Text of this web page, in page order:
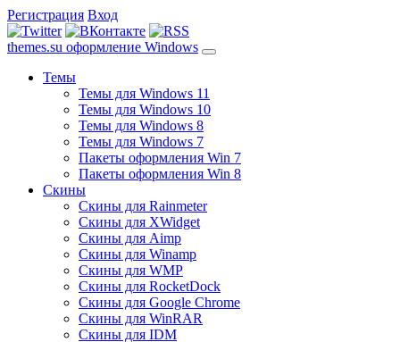
Регистрация Вход
themes.su оформление Windows
Темы
Темы для Windows 11
Темы для Windows 10
Темы для Windows 8
Темы для Windows 7
Пакеты оформления Win 7
Пакеты оформления Win 8
Скины
Скины для Rainmeter
Скины для XWidget
Скины для Aimp
Скины для Winamp
Скины для WMP
Скины для RocketDock
Скины для Google Chrome
Скины для WinRAR
Скины для IDM